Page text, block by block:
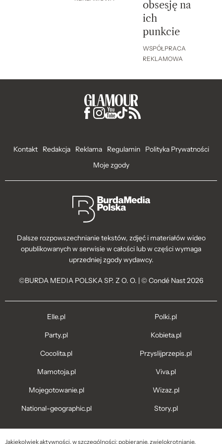
obsesję na
ich
punkcie
WSPÓŁPRACA
REKLAMOWA
Kontakt Redakcja Reklama Regulamin
Polityka Prywatności
Moje zgody
Dalsze rozpowszechnianie tekstów, zdjęć i materiałów wideo
opublikowanych w serwisie w całości lub w części wymaga
uprzedniej zgody wydawcy.
©BURDA MEDIA POLSKA SP. Z O. O. | © Condé Nast 2026
Elle.pl
Party.pl
Cocolita.pl
Mamotoja.pl
Mojegotowanie.pl
National-geographic.pl
Polki.pl
Kobieta.pl
Przyslijprzepis.pl
Viva.pl
Wizaz.pl
Story.pl
Jakiekolwiek aktywności, w szczególności: pobieranie, zwielokrotnianie,